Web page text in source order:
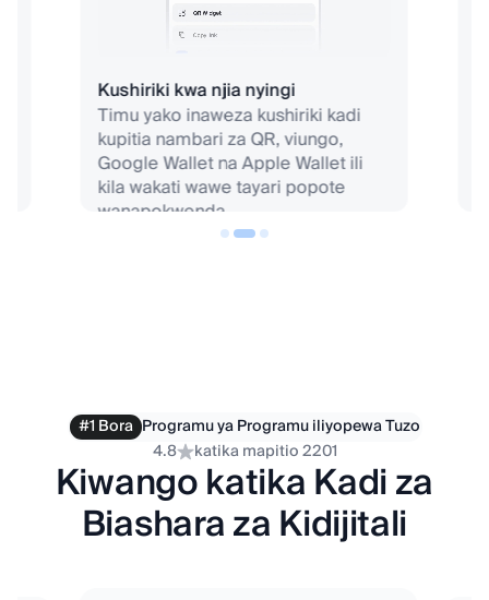
Kushiriki kwa njia nyingi
Timu yako inaweza kushiriki kadi
kupitia nambari za QR, viungo,
Google Wallet na Apple Wallet ili
kila wakati wawe tayari popote
wanapokwenda.
#1 Bora Programu ya Programu iliyopewa Tuzo
4.8
katika mapitio 2201
Kiwango katika Kadi za
Biashara za Kidijitali